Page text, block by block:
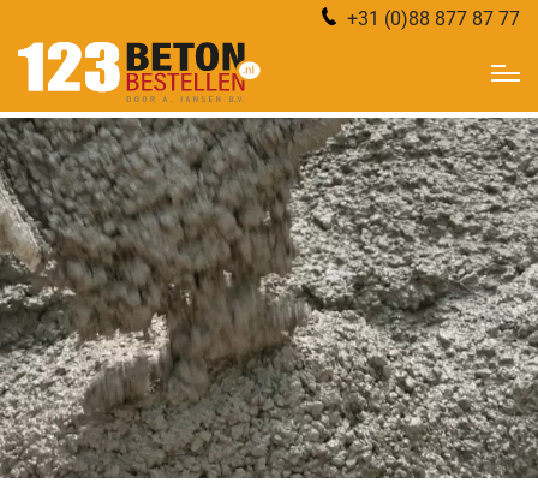
+31 (0)88 877 87 77